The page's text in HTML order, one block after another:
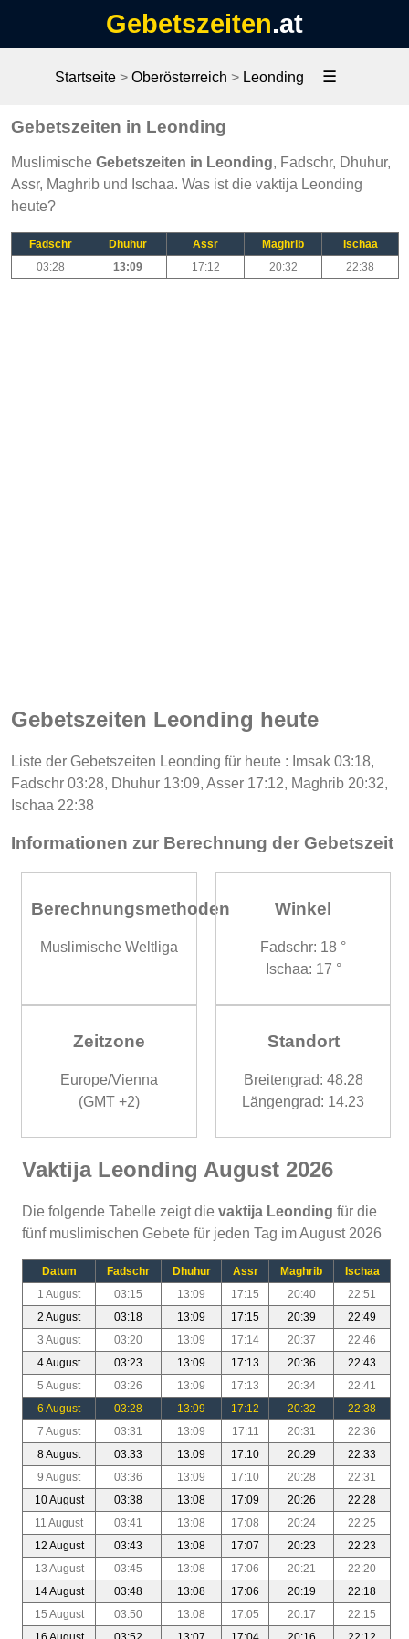
Gebetszeiten.at
Startseite> Oberösterreich > Leonding ☰
Gebetszeiten in Leonding
Muslimische Gebetszeiten in Leonding, Fadschr, Dhuhur,
Assr, Maghrib und Ischaa. Was ist die vaktija Leonding
heute?
Fadschr Dhuhur Assr Maghrib
Ischaa
03:28
13:09 17:12 20:32 22:38
Gebetszeiten Leonding heute
Liste der Gebetszeiten Leonding für heute : Imsak 03:18,
Fadschr 03:28, Dhuhur 13:09, Asser 17:12, Maghrib 20:32,
Ischaa 22:38
Informationen zur Berechnung der Gebetszeit
Berechnungsmethoden
Muslimische Weltliga
Winkel
Fadschr: 18 °
Ischaa: 17 °
Zeitzone
Europe/Vienna
(GMT +2)
Standort
Breitengrad: 48.28
Längengrad: 14.23
Vaktija Leonding August 2026
Die folgende Tabelle zeigt die vaktija Leonding für die
fünf muslimischen Gebete für jeden Tag im August 2026
Datum Fadschr Dhuhur Assr Maghrib
Ischaa
1 August
03:15 13:09 17:15 20:40
22:51
2 August
03:18 13:09 17:15 20:39
22:49
3 August
03:20 13:09 17:14 20:37
22:46
4 August
03:23 13:09 17:13 20:36
22:43
5 August
03:26 13:09 17:13 20:34
22:41
6 August
03:28 13:09 17:12 20:32
22:38
7 August
03:31 13:09 17:11 20:31
22:36
8 August
03:33 13:09 17:10 20:29
22:33
9 August
03:36 13:09 17:10 20:28
22:31
10 August
03:38 13:08 17:09 20:26
22:28
11 August
03:41 13:08 17:08 20:24
22:25
12 August
03:43 13:08 17:07 20:23
22:23
13 August
03:45 13:08 17:06 20:21
22:20
14 August
03:48 13:08 17:06 20:19
22:18
15 August
03:50 13:08 17:05 20:17
22:15